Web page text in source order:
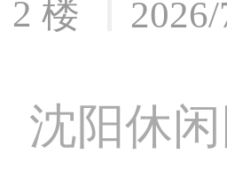
2 楼
沈阳休